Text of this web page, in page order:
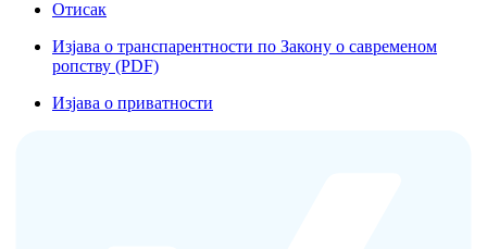
Отисак
Изјава о транспарентности по Закону о савременом
ропству (PDF)
Изјава о приватности